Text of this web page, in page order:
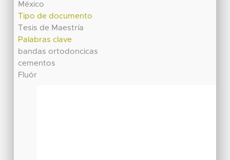
México
Tipo de documento
Tesis de Maestría
Palabras clave
bandas ortodoncicas
cementos
Fluór